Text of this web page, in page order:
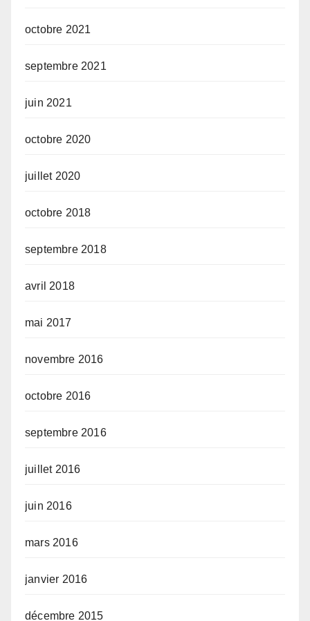
octobre 2021
septembre 2021
juin 2021
octobre 2020
juillet 2020
octobre 2018
septembre 2018
avril 2018
mai 2017
novembre 2016
octobre 2016
septembre 2016
juillet 2016
juin 2016
mars 2016
janvier 2016
décembre 2015